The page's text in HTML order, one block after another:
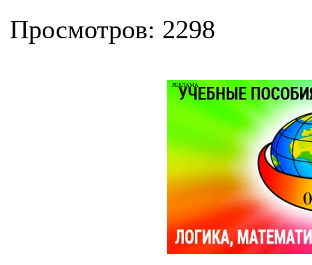
Просмотров: 2298
РЕКЛАМА